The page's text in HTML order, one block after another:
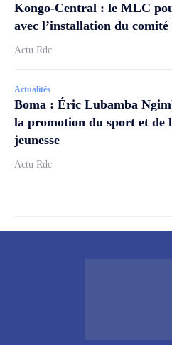
Kongo-Central : le MLC
avec l’installation du
Actu Rdc
Actualités
Boma : Éric Lubamba
la promotion du sport et de
jeunesse
Actu Rdc